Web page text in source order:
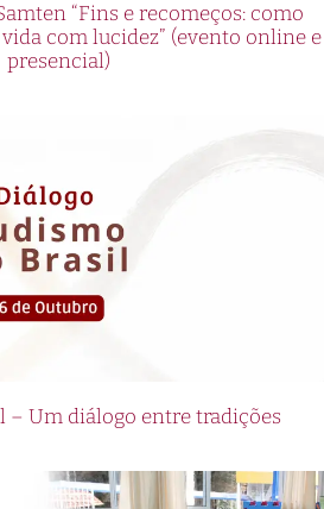
“Fins e recomeços: como
com lucidez” (evento online e
presencial)
– Um diálogo entre tradições